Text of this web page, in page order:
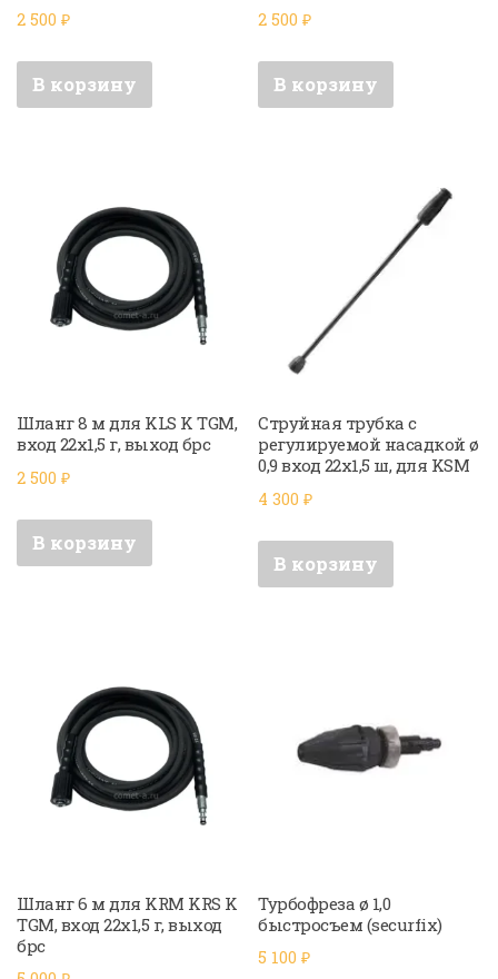
2 500 ₽
В корзину
2 500₽
В корзину
Шланг 8 м для KLS K TGM,
вход 22х1,5 г, выход брс
2 500 ₽
В корзину
Струйная трубка с
регулируемой насадкой ø
0,9 вход 22х1,5 ш, для KSM
4 300₽
В корзину
Шланг 6 м для KRM KRS K
TGM, вход 22х1,5 г, выход
брс
Турбофреза ø 1,0
быстросъем (securfix)
5 100₽